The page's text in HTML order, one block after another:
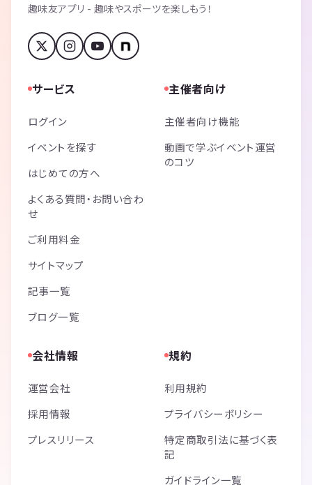
趣味友アプリ - 趣味やスポーツを楽しもう！
サービス
ログイン
イベントを探す
はじめての方へ
よくある質問・お問い合わ
せ
ご利用料金
サイトマップ
記事一覧
ブログ一覧
主催者向け
主催者向け機能
動画で学ぶイベント運営
のコツ
会社情報
運営会社
採用情報
プレスリリース
規約
利用規約
プライバシーポリシー
特定商取引法に基づく表
記
ガイドライン一覧